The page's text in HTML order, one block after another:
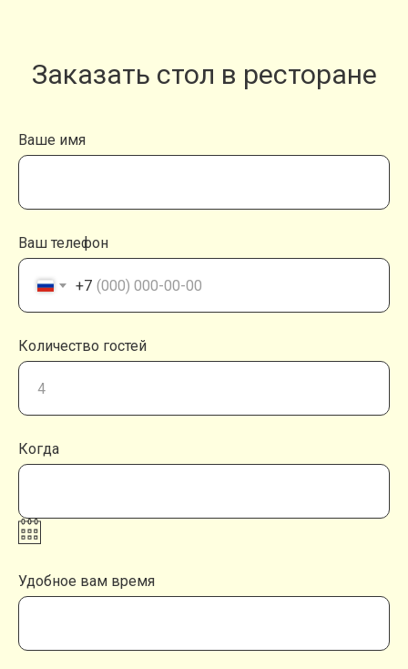
Заказать стол в ресторане
Ваше имя
Ваш телефон
+7
Количество гостей
Когда
Удобное вам время